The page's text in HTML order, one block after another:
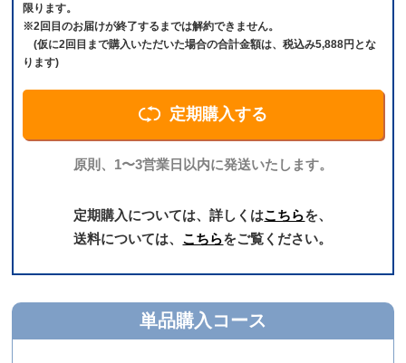
定期購入する
原則、1〜3営業日以内に発送いたします。
定期購入については、詳しくはこちらを、
送料については、 こちらをご覧ください。
限ります。
※2回目のお届けが終了するまでは解約できません。
(仮に2回目まで購入いただいた場合の合計金額は、税込み5,888円とな
ります)
単品購入コース